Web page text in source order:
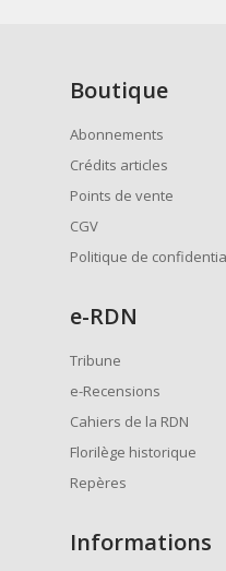
Boutique
Abonnements
Crédits articles
Points de vente
CGV
Politique de
e-RDN
Tribune
e-Recensions
Cahiers de la RDN
Florilège historique
Repères
Informations